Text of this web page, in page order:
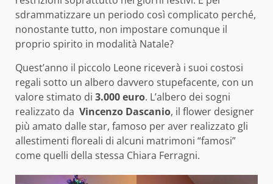
sdrammatizzare un periodo così complicato perché,
nonostante tutto, non impostare comunque il
proprio spirito in modalità Natale?
Quest’anno il piccolo Leone riceverà i suoi costosi
regali sotto un albero davvero stupefacente, con un
valore stimato di 3.000 euro. L’albero dei sogni
realizzato da Vincenzo Dascanio, il flower designer
più amato dalle star, famoso per aver realizzato gli
allestimenti floreali di alcuni matrimoni “famosi”
come quelli della stessa Chiara Ferragni.